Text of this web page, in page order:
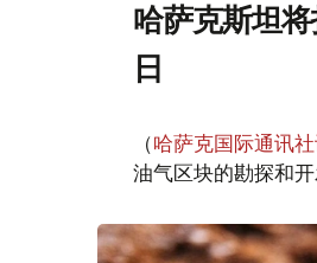
哈萨克斯坦
日
（哈萨克国际通讯
油气区块的勘探和开